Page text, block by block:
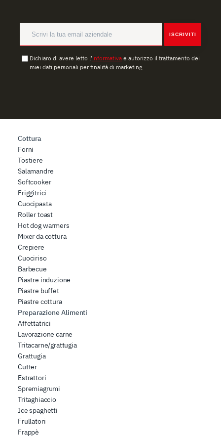
che hanno raccolto dal suo utilizzo dei loro servizi.
ISCRIVITI
Dichiaro di avere letto l'informativa e autorizzo il trattamento dei
miei dati personali per finalità di marketing
Cottura
Forni
Tostiere
Salamandre
Softcooker
Friggitrici
Cuocipasta
Roller toast
Hot dog warmers
Mixer da cottura
Crepiere
Cuociriso
Barbecue
Piastre induzione
Piastre buffet
Piastre cottura
Preparazione Alimenti
Affettatrici
Lavorazione carne
Tritacarne/grattugia
Grattugia
Cutter
Estrattori
Spremiagrumi
Tritaghiaccio
Ice spaghetti
Frullatori
Frappè